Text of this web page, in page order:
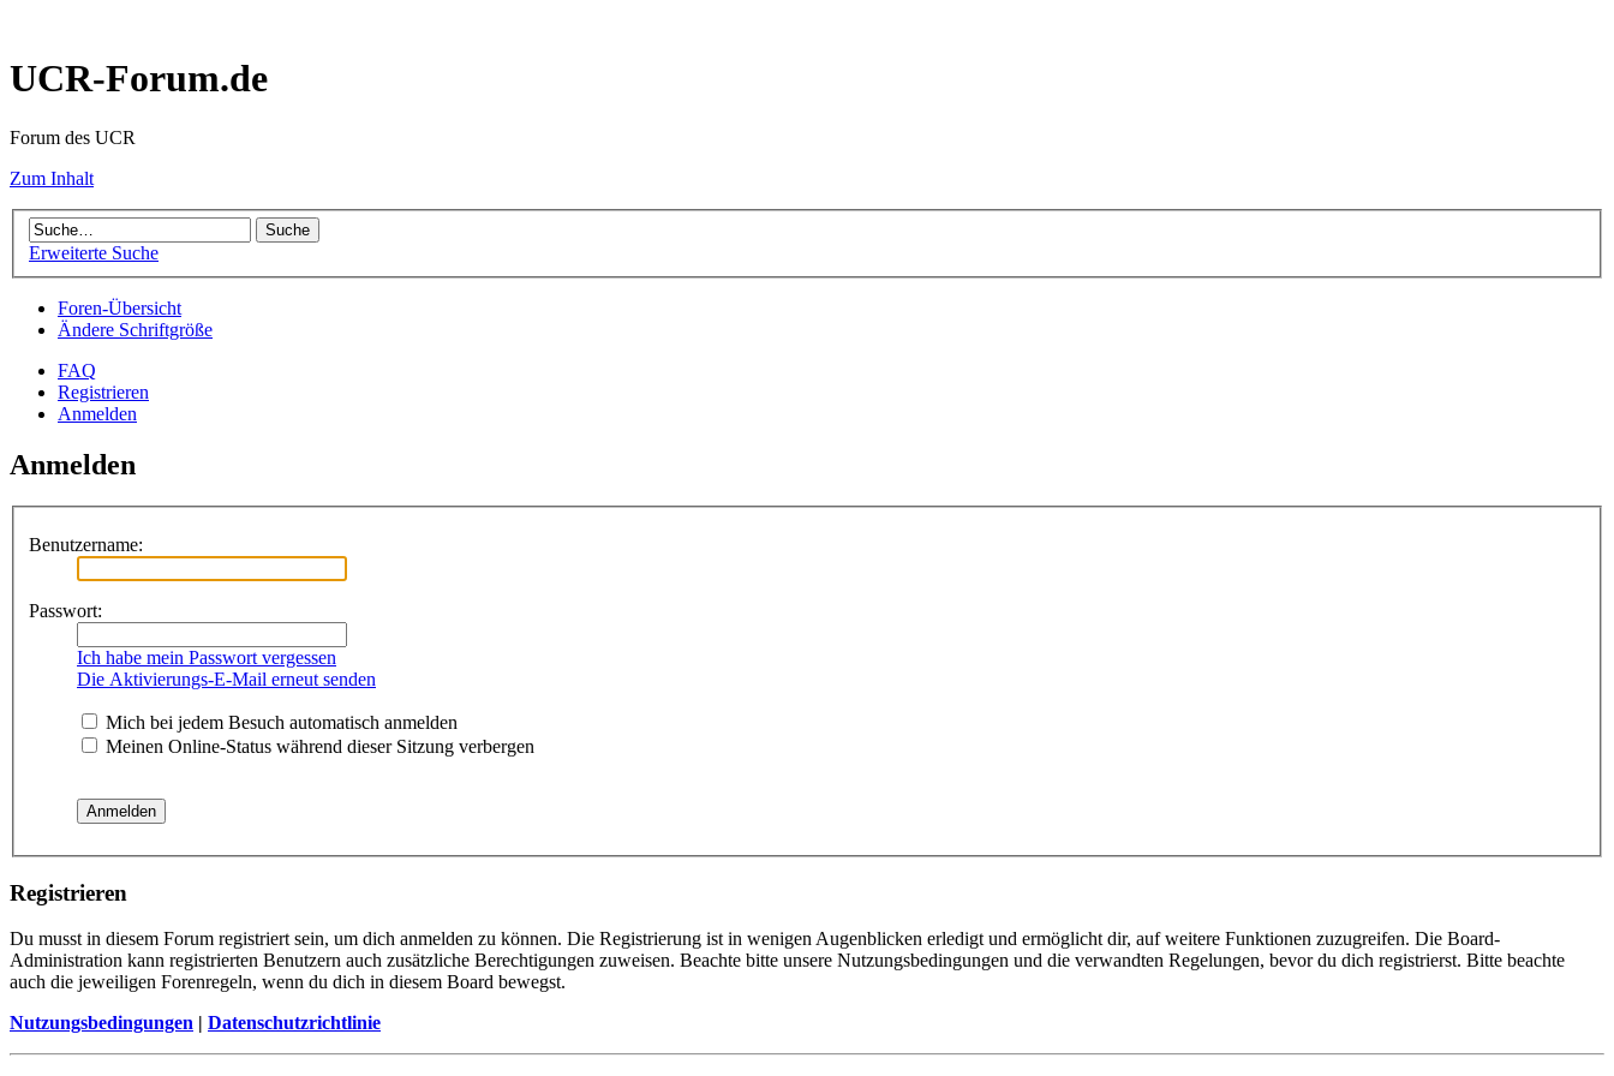
UCR-Forum.de
Forum des UCR
Zum Inhalt
Erweiterte Suche
Foren-Übersicht
Ändere Schriftgröße
FAQ
Registrieren
Anmelden
Anmelden
Benutzername:
Passwort:
Ich habe mein Passwort vergessen
Die Aktivierungs-E-Mail erneut senden
Mich bei jedem Besuch automatisch anmelden
Meinen Online-Status während dieser Sitzung verbergen
Registrieren
Du musst in diesem Forum registriert sein, um dich anmelden zu können. Die Registrierung ist in wenigen Augenblicken erledigt und ermöglicht dir, auf weitere Funktionen zuzugreifen. Die Board-
Administration kann registrierten Benutzern auch zusätzliche Berechtigungen zuweisen. Beachte bitte unsere Nutzungsbedingungen und die verwandten Regelungen, bevor du dich registrierst. Bitte beachte
auch die jeweiligen Forenregeln, wenn du dich in diesem Board bewegst.
Nutzungsbedingungen | Datenschutzrichtlinie